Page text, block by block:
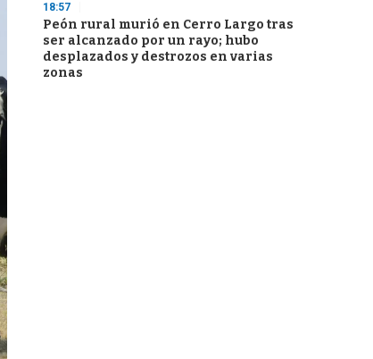
18:57
Peón rural murió en Cerro Largo tras
ser alcanzado por un rayo; hubo
desplazados y destrozos en varias
zonas